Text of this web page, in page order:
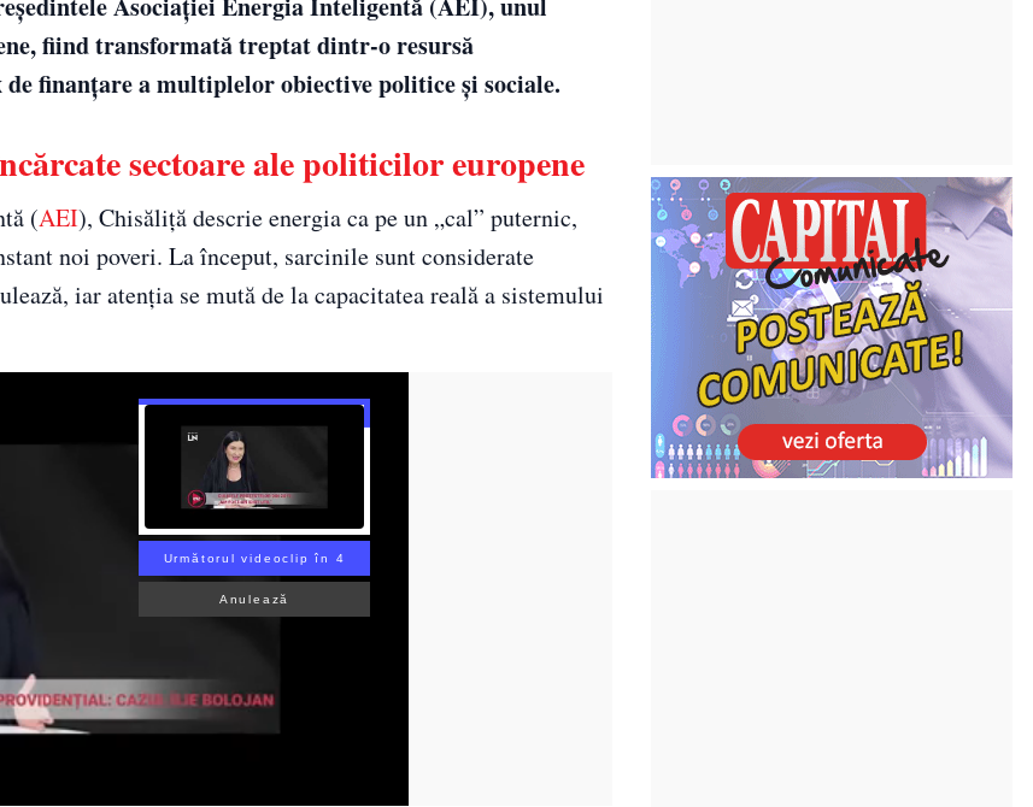
fiind transformată treptat dintr-o resursă
finanțare a multiplelor obiective politice și sociale.
sectoare ale politicilor europene
(AEI), Chisăliță descrie energia ca pe un „cal” puternic,
noi poveri. La început, sarcinile sunt considerate
iar atenția se mută de la capacitatea reală a sistemului
Următorul videoclip în 3
Anulează